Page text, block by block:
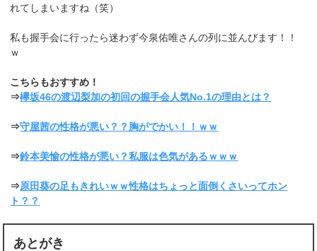
れてしまいますね（笑）
私も握手会に行ったら迷わず今泉佑唯さんの列に並んびます！！
ｗ
こちらもおすすめ！
⇒欅坂46の渡辺梨加の初回の握手会人気No.1の理由とは？
⇒守屋茜の性格が悪い？？胸がでかい！！ｗｗ
⇒鈴本美愉の性格が悪い？私服は色気があるｗｗｗ
⇒原田葵の足もきれいｗｗ性格はちょっと面倒くさいってホン
ト？？
あとがき